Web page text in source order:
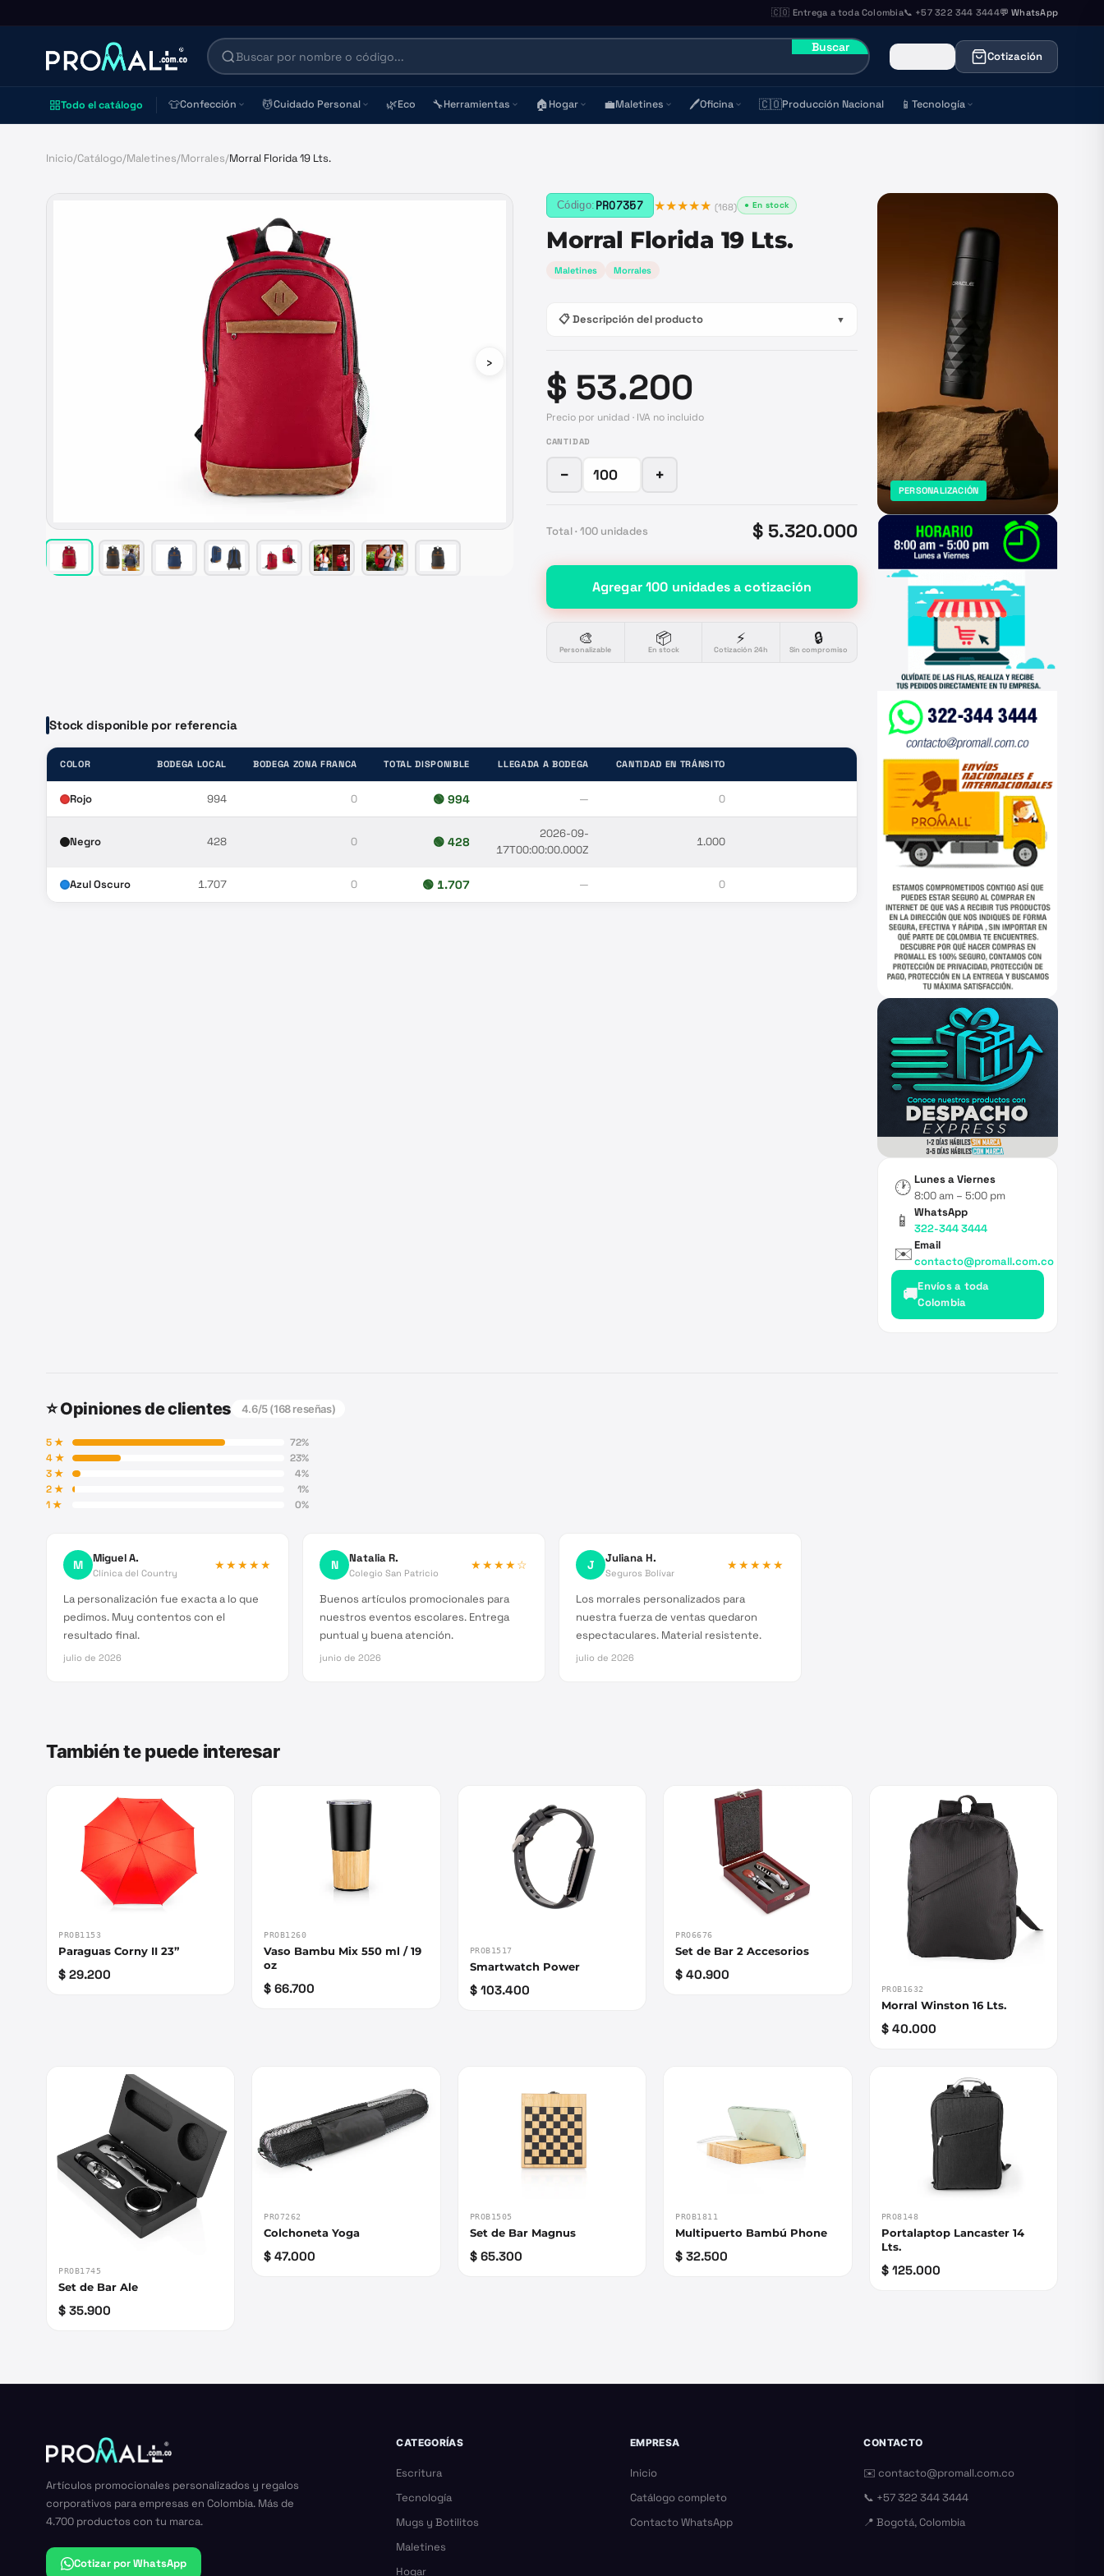
🇨🇴 Entrega a toda Colombia📞 +57 322 344 3444💬 WhatsApp
Buscar
Cotización
Todo el catálogo 👕Confección 💆Cuidado Personal 🌿Eco 🔧Herramientas 🏠Hogar 💼Maletines 🖊️Oficina 🇨🇴Producción Nacional 📱 Tecnología
Inicio/Catálogo/Maletines/Morrales/Morral Florida 19 Lts.
›
Código: PRO7357 ★★★★★ (168) ● En stock
Morral Florida 19 Lts.
Maletines Morrales
📋 Descripción del producto ▼
$ 53.200
Precio por unidad · IVA no incluido
CANTIDAD
− +
Total · 100 unidades $ 5.320.000
Agregar100 unidadesa cotización
🎨
Personalizable
📦
En stock
⚡
Cotización 24h
🔒
Sin compromiso
Stock disponible por referencia
COLOR BODEGA LOCAL BODEGA ZONA FRANCA TOTAL DISPONIBLE LLEGADA A BODEGA CANTIDAD EN TRÁNSITO ESTADO
Rojo 994 0 🟢 994 — 0 —
Negro 428 0 🟢 428
2026-09-
17T00:00:00.000Z
1.000 —
Azul Oscuro 1.707 0 🟢 1.707 — 0 —
PERSONALIZACIÓN
🕐 Lunes a Viernes
8:00 am – 5:00 pm
📱
WhatsApp
322-344 3444
✉️Email
contacto@promall.com.co
🚚Envíos a toda
Colombia
⭐ Opiniones de clientes 4.6/5 (168reseñas)
5★ 72%
4★ 23%
3★ 4%
2★ 1%
1★ 0%
M Miguel A.
Clínica del Country
★★★★★
La personalización fue exacta a lo que
pedimos. Muy contentos con el
resultado final.
julio de 2026
N Natalia R.
Colegio San Patricio
★★★★☆
Buenos artículos promocionales para
nuestros eventos escolares. Entrega
puntual y buena atención.
junio de 2026
J Juliana H.
Seguros Bolívar
★★★★★
Los morrales personalizados para
nuestra fuerza de ventas quedaron
espectaculares. Material resistente.
julio de 2026
También te puede interesar
PROB1153
Paraguas Corny II 23”
$ 29.200
PROB1260
Vaso Bambu Mix 550 ml / 19
oz
$ 66.700
PROB1517
Smartwatch Power
$ 103.400
PRO6676
Set de Bar 2 Accesorios
$ 40.900
PROB1632
Morral Winston 16 Lts.
$ 40.000
PROB1745
Set de Bar Ale
$ 35.900
PRO7262
Colchoneta Yoga
$ 47.000
PROB1505
Set de Bar Magnus
$ 65.300
PROB1811
Multipuerto Bambú Phone
$ 32.500
PRO8148
Portalaptop Lancaster 14
Lts.
$ 125.000
Artículos promocionales personalizados y regalos
corporativos para empresas en Colombia. Más de
4.700 productos con tu marca.
Cotizar por WhatsApp
CATEGORÍAS
Escritura
Tecnología
Mugs y Botilitos
Maletines
Hogar
EMPRESA
Inicio
Catálogo completo
Contacto WhatsApp
CONTACTO
✉️contacto@promall.com.co
📞 +57 322 344 3444
📍 Bogotá, Colombia